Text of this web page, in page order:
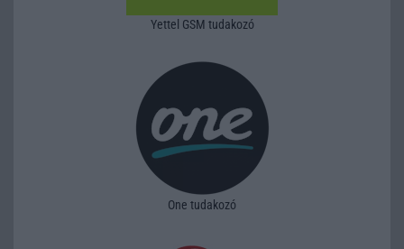
Yettel GSM tudakozó
One tudakozó